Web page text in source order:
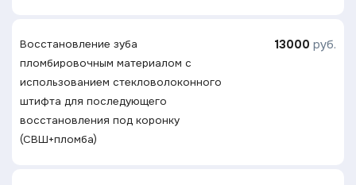
Восстановление зуба
пломбировочным материалом с
использованием стекловолоконного
штифта для последующего
восстановления под коронку
(СВШ+пломба)
13000 руб.